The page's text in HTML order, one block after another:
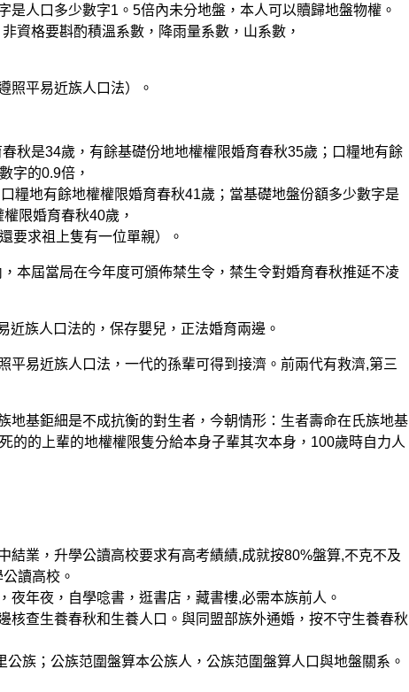
人口多少數字1。5倍內未分地盤，本人可以贖歸地盤物權。
資格要斟酌積溫系數，降雨量系數，山系數，
平易近族人口法）。
是34歲，有餘基礎份地地權權限婚育春秋35歲；口糧地有餘
字的0.9倍，
地有餘地權權限婚育春秋41歲；當基礎地盤份額多少數字是
限婚育春秋40歲，
求祖上隻有一位單親）。
屆當局在今年度可頒佈禁生令，禁生令對婚育春秋推延不凌
族人口法的，保存嬰兒，正法婚育兩邊。
易近族人口法，一代的孫輩可得到接濟。前兩代有救濟,第三
基鉅細是不成抗衡的對生者，今朝情形：生者壽命在氏族地基
的的上輩的地權權限隻分給本身子輩其次本身，100歲時自力人
業，升學公讀高校要求有高考績績,成就按80%盤算,不克不及
讀高校。
年夜，自學唸書，逛書店，藏書樓,必需本族前人。
查生養春秋和生養人口。與同盟部族外通婚，按不守生養春秋
；公族范圍盤算本公族人，公族范圍盤算人口與地盤關系。